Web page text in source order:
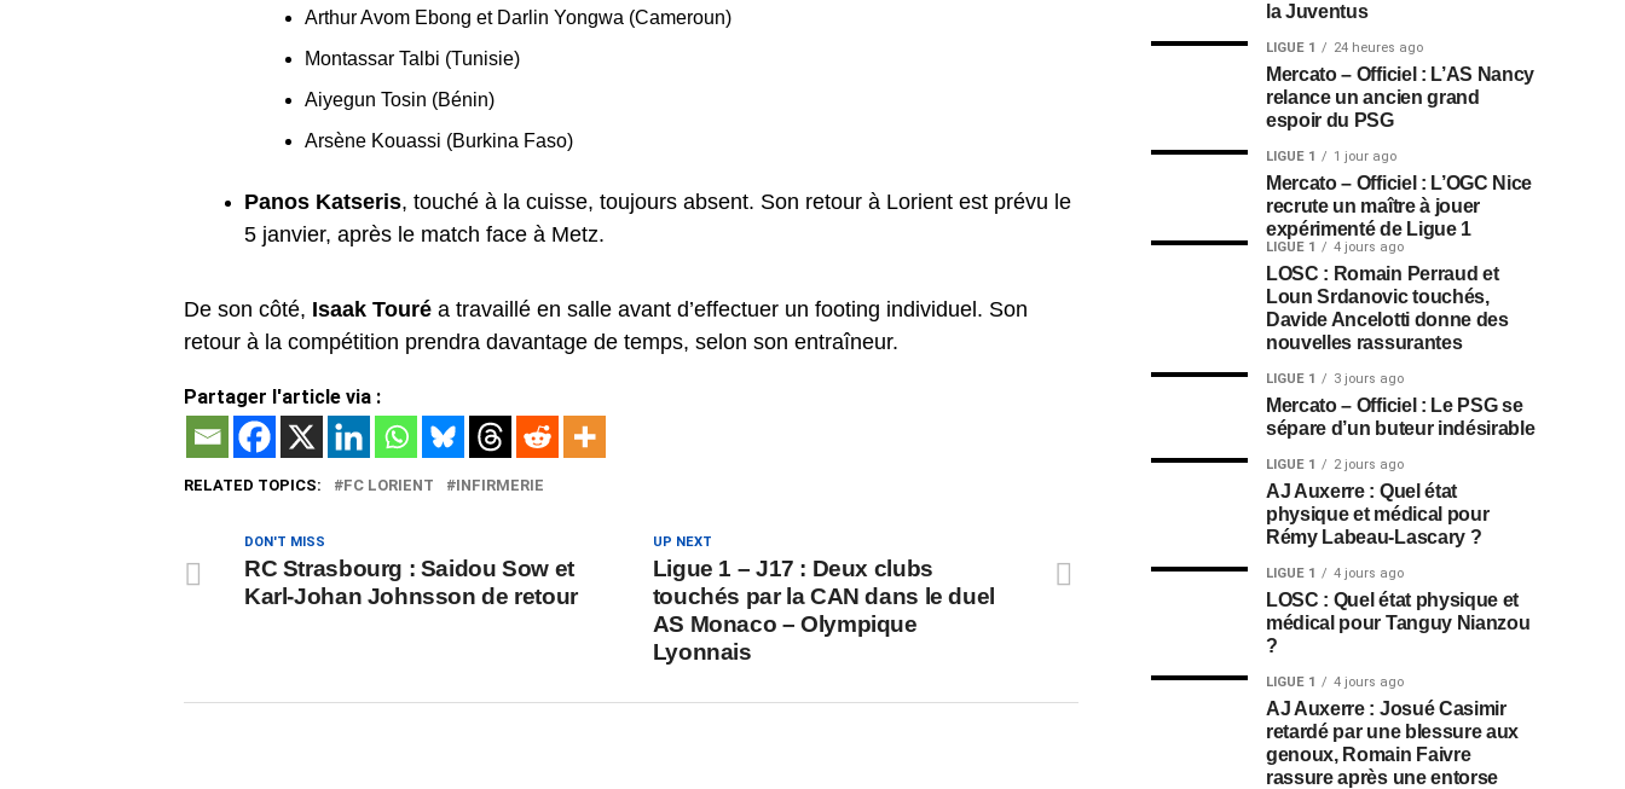
Arthur Avom Ebong et Darlin Yongwa (Cameroun)
Montassar Talbi (Tunisie)
Aiyegun Tosin (Bénin)
Arsène Kouassi (Burkina Faso)
Panos Katseris, touché à la cuisse, toujours absent. Son retour à Lorient est prévu le
5 janvier, après le match face à Metz.
De son côté, Isaak Touré a travaillé en salle avant d’effectuer un footing individuel. Son
retour à la compétition prendra davantage de temps, selon son entraîneur.
Partager l'article via :
RELATED TOPICS: FC LORIENT INFIRMERIE
UP NEXT
Ligue 1 – J17 : Deux clubs
touchés par la CAN dans le duel
AS Monaco – Olympique
Lyonnais
DON'T MISS
RC Strasbourg : Saidou Sow et
Karl-Johan Johnsson de retour
la Juventus
LIGUE 1 24 heures ago
Mercato – Officiel : L’AS Nancy
relance un ancien grand
espoir du PSG
LIGUE 1 1 jour ago
Mercato – Officiel : L’OGC Nice
recrute un maître à jouer
expérimenté de Ligue 1
LIGUE 1 4 jours ago
LOSC : Romain Perraud et
Loun Srdanovic touchés,
Davide Ancelotti donne des
nouvelles rassurantes
LIGUE 1 3 jours ago
Mercato – Officiel : Le PSG se
sépare d’un buteur indésirable
LIGUE 1 2 jours ago
AJ Auxerre : Quel état
physique et médical pour
Rémy Labeau-Lascary ?
LIGUE 1 4 jours ago
LOSC : Quel état physique et
médical pour Tanguy Nianzou
?
LIGUE 1 4 jours ago
AJ Auxerre : Josué Casimir
retardé par une blessure aux
genoux, Romain Faivre
rassure après une entorse